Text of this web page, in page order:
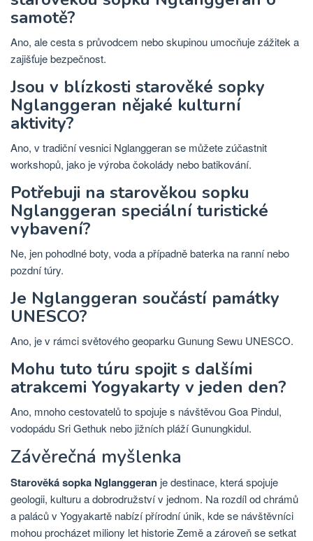
samotě?
Ano, ale cesta s průvodcem nebo skupinou umocňuje zážitek a
zajišťuje bezpečnost.
Jsou v blízkosti starověké sopky
Nglanggeran nějaké kulturní
aktivity?
Ano, v tradiční vesnici Nglanggeran se můžete zúčastnit
workshopů, jako je výroba čokolády nebo batikování.
Potřebuji na starověkou sopku
Nglanggeran speciální turistické
vybavení?
Ne, jen pohodlné boty, voda a případně baterka na ranní nebo
pozdní túry.
Je Nglanggeran součástí památky
UNESCO?
Ano, je v rámci světového geoparku Gunung Sewu UNESCO.
Mohu tuto túru spojit s dalšími
atrakcemi Yogyakarty v jeden den?
Ano, mnoho cestovatelů to spojuje s návštěvou Goa Pindul,
vodopádu Sri Gethuk nebo jižních pláží Gunungkidul.
Závěrečná myšlenka
Starověká sopka Nglanggeran je destinace, která spojuje
geologii, kulturu a dobrodružství v jednom. Na rozdíl od chrámů
a paláců v Yogyakartě nabízí přírodní únik, kde se návštěvníci
mohou procházet miliony let historie Země a zároveň se setkat